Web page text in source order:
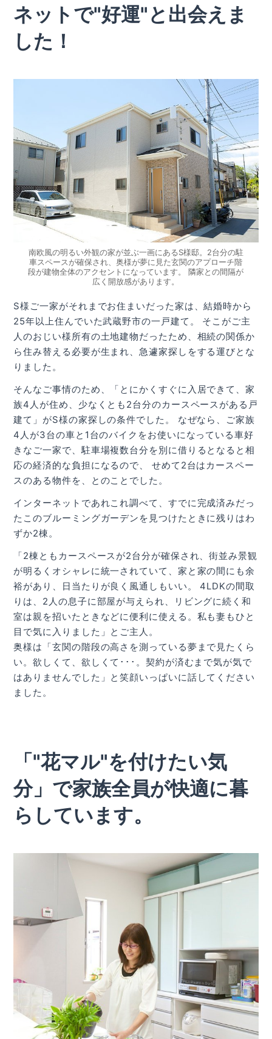
ネットで"好運"と出会えま
した！
南欧風の明るい外観の家が並ぶ一画にあるS様邸。2台分の駐
車スペースが確保され、奥様が夢に見た玄関のアプローチ階
段が建物全体のアクセントになっています。 隣家との間隔が
広く開放感があります。
S様ご一家がそれまでお住まいだった家は、結婚時から
25年以上住んでいた武蔵野市の一戸建て。 そこがご主
人のおじい様所有の土地建物だったため、相続の関係か
ら住み替える必要が生まれ、急遽家探しをする運びとな
りました。
そんなご事情のため、「とにかくすぐに入居できて、家
族4人が住め、少なくとも2台分のカースペースがある戸
建て」がS様の家探しの条件でした。 なぜなら、ご家族
4人が3台の車と1台のバイクをお使いになっている車好
きなご一家で、駐車場複数台分を別に借りるとなると相
応の経済的な負担になるので、 せめて2台はカースペー
スのある物件を、とのことでした。
インターネットであれこれ調べて、すでに完成済みだっ
たこのブルーミングガーデンを見つけたときに残りはわ
ずか2棟。
「2棟ともカースペースが2台分が確保され、街並み景観
が明るくオシャレに統一されていて、家と家の間にも余
裕があり、日当たりが良く風通しもいい。 4LDKの間取
りは、2人の息子に部屋が与えられ、リビングに続く和
室は親を招いたときなどに便利に使える。私も妻もひと
目で気に入りました」とご主人。
奥様は「玄関の階段の高さを測っている夢まで見たくら
い。欲しくて、欲しくて･･･。契約が済むまで気が気で
はありませんでした」と笑顔いっぱいに話してください
ました。
「"花マル"を付けたい気
分」で家族全員が快適に暮
らしています。